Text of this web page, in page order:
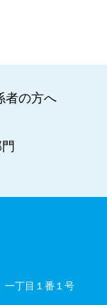
者の方へ
一丁目１番１号